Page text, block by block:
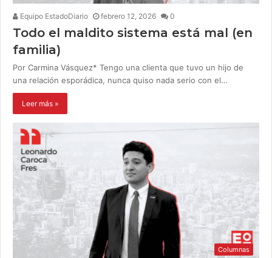
Equipo EstadoDiario febrero 12, 2026 0
Todo el maldito sistema está mal (en
familia)
Por Carmina Vásquez* Tengo una clienta que tuvo un hijo de
una relación esporádica, nunca quiso nada serio con el…
Leer más »
Columnas